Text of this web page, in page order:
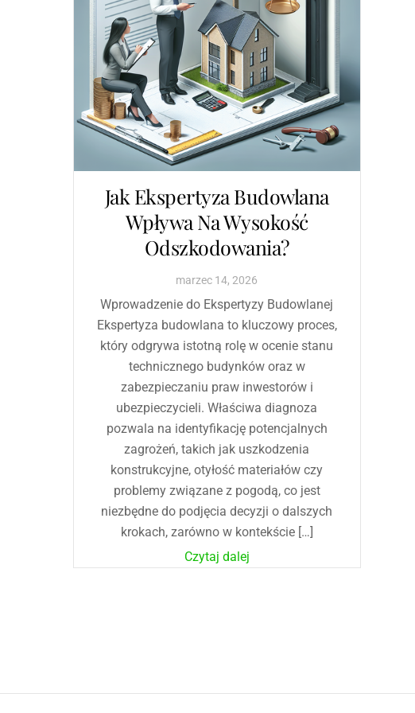
Jak Ekspertyza Budowlana
Wpływa Na Wysokość
Odszkodowania?
marzec 14,2026
Wprowadzenie do Ekspertyzy Budowlanej
Ekspertyza budowlana to kluczowy proces,
który odgrywa istotną rolę w ocenie stanu
technicznego budynków oraz w
zabezpieczaniu praw inwestorów i
ubezpieczycieli. Właściwa diagnoza
pozwala na identyfikację potencjalnych
zagrożeń, takich jak uszkodzenia
konstrukcyjne, otyłość materiałów czy
problemy związane z pogodą, co jest
niezbędne do podjęcia decyzji o dalszych
krokach, zarówno w kontekście […]
Czytaj dalej